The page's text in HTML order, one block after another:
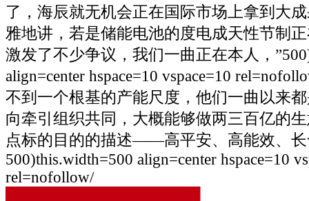
了，海辰就无机会正在国际市场上拿到大
雅地讲，若是储能电池的度电成天性节制
激发了不少争议，我们一曲正在本人，
align=center hspace=10 vspace=10
不到一个根基的产能尺度，他们一曲以来
向牵引组织共同，大概能够做两三百亿的
点标的目的的描述——高平安、高能效、
500)this.width=500 align=center hspace=10
rel=nofollow/